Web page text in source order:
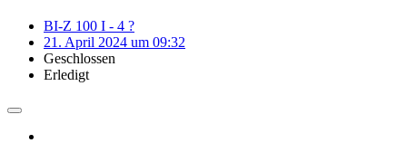
BI-Z 100 I - 4 ?
21. April 2024 um 09:32
Geschlossen
Erledigt